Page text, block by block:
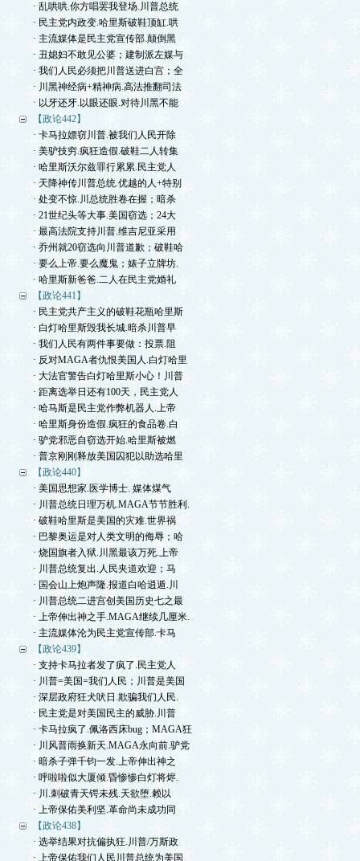
· 乱哄哄.你方唱罢我登场.川普总统
· 民主党内政变.哈里斯破鞋顶缸.哄
· 主流媒体是民主党宣传部.颠倒黑
· 丑媳妇不敢见公婆；建制派左媒与
· 我们人民必须把川普送进白宫；全
· 川黑神经病+精神病.高法推翻司法
· 以牙还牙.以眼还眼.对待川黑不能
【政论442】
· 卡马拉嫖窃川普.被我们人民开除
· 美驴技穷.疯狂造假.破鞋二人转集
· 哈里斯沃尔兹罪行累累.民主党人
· 天降神传川普总统.优越的人+特别
· 处变不惊.川总统胜卷在握；暗杀
· 21世纪头等大事.美国窃选；24大
· 最高法院支持川普.维吉尼亚采用
· 乔州就20窃选向川普道歉；破鞋哈
· 要么上帝.要么魔鬼；婊子立牌坊.
· 哈里斯新爸爸.二人在民主党婚礼
【政论441】
· 民主党共产主义的破鞋花瓶哈里斯
· 白灯哈里斯毁我长城.暗杀川普早
· 我们人民有两件事要做：投票.阻
· 反对MAGA者仇恨美国人.白灯哈里
· 大法官警告白灯哈里斯小心！川普
· 距离选举日还有100天，民主党人
· 哈马斯是民主党作弊机器人.上帝
· 哈里斯身份造假.疯狂的食品卷.白
· 驴党邪恶自窃选开始.哈里斯被燃
· 普京刚刚释放美国囚犯以助选哈里
【政论440】
· 美国思想家.医学博士. 媒体煤气
· 川普总统日理万机.MAGA节节胜利.
· 破鞋哈里斯是美国的灾难.世界祸
· 巴黎奥运是对人类文明的侮辱；哈
· 烧国旗者入狱.川黑最该万死.上帝
· 川普总统复出.人民夹道欢迎；马
· 国会山上炮声隆.报道白哈逍遁.川
· 川普总统二进宫创美国历史七之最
· 上帝伸出神之手.MAGA继续几厘米.
· 主流媒体沦为民主党宣传部.卡马
【政论439】
· 支持卡马拉者发了疯了.民主党人
· 川普=美国=我们人民；川普是美国
· 深层政府狂犬吠日.欺骗我们人民.
· 民主党是对美国民主的威胁.川普
· 卡马拉疯了.佩洛西床bug；MAGA狂
· 川风普雨换新天.MAGA永向前.驴党
· 暗杀子弹千钧一发.上帝伸出神之
· 呼啦啦似大厦倾.昏惨惨白灯将烬.
· 川.刺破青天锷未残.天欲堕.赖以
· 上帝保佑美利坚.革命尚未成功同
【政论438】
· 选举结果对抗偏执狂.川普/万斯政
· 上帝保佑我们人民川普总统为美国